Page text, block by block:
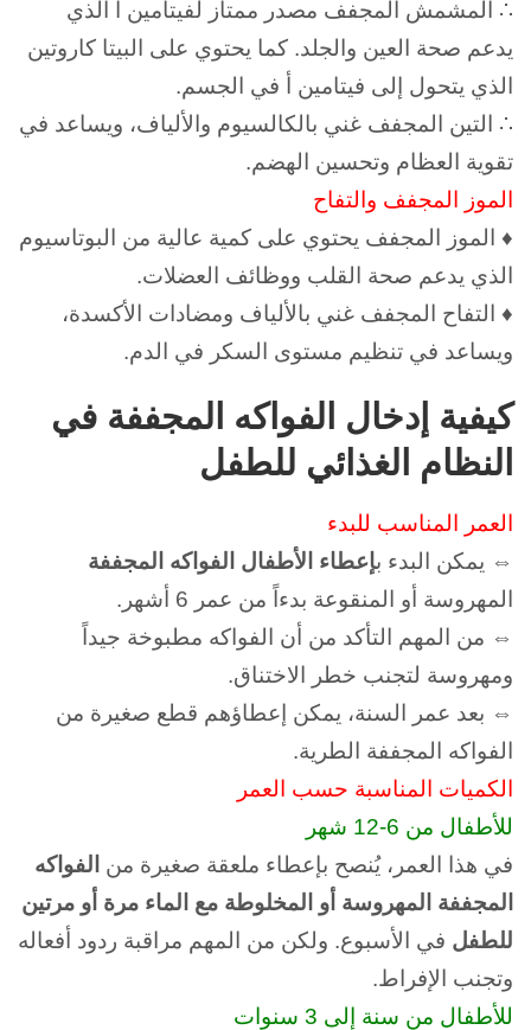
∴ المشمش المجفف مصدر ممتاز لفيتامين أ الذي
يدعم صحة العين والجلد. كما يحتوي على البيتا كاروتين
الذي يتحول إلى فيتامين أ في الجسم.
∴ التين المجفف غني بالكالسيوم والألياف، ويساعد في
تقوية العظام وتحسين الهضم.
الموز المجفف والتفاح
♦ الموز المجفف يحتوي على كمية عالية من البوتاسيوم
الذي يدعم صحة القلب ووظائف العضلات.
♦ التفاح المجفف غني بالألياف ومضادات الأكسدة،
ويساعد في تنظيم مستوى السكر في الدم.
كيفية إدخال الفواكه المجففة في
النظام الغذائي للطفل
العمر المناسب للبدء
⇔ يمكن البدء بإعطاء الأطفال الفواكه المجففة
المهروسة أو المنقوعة بدءاً من عمر 6 أشهر.
⇔ من المهم التأكد من أن الفواكه مطبوخة جيداً
ومهروسة لتجنب خطر الاختناق.
⇔ بعد عمر السنة، يمكن إعطاؤهم قطع صغيرة من
الفواكه المجففة الطرية.
الكميات المناسبة حسب العمر
للأطفال من 6-12 شهر
في هذا العمر، يُنصح بإعطاء ملعقة صغيرة من الفواكه
المجففة المهروسة أو المخلوطة مع الماء مرة أو مرتين
للطفل في الأسبوع. ولكن من المهم مراقبة ردود أفعاله
وتجنب الإفراط.
للأطفال من سنة إلى 3 سنوات